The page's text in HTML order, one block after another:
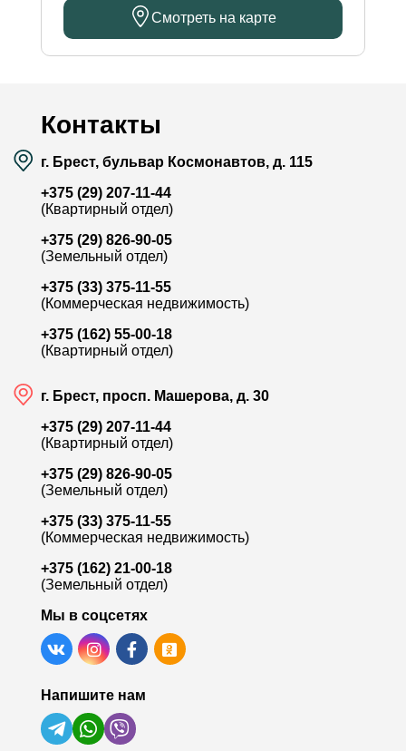
Смотреть на карте
Контакты
г. Брест, бульвар Космонавтов, д. 115
+375 (29) 207-11-44
(Квартирный отдел)
+375 (29) 826-90-05
(Земельный отдел)
+375 (33) 375-11-55
(Коммерческая недвижимость)
+375 (162) 55-00-18
(Квартирный отдел)
г. Брест, просп. Машерова, д. 30
+375 (29) 207-11-44
(Квартирный отдел)
+375 (29) 826-90-05
(Земельный отдел)
+375 (33) 375-11-55
(Коммерческая недвижимость)
+375 (162) 21-00-18
(Земельный отдел)
Мы в соцсетях
Напишите нам